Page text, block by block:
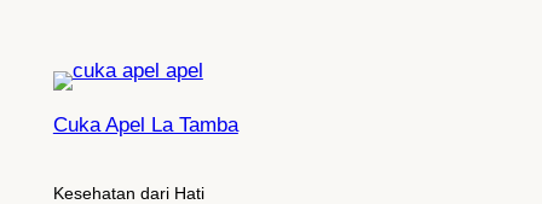
Cuka Apel La Tamba
Kesehatan dari Hati